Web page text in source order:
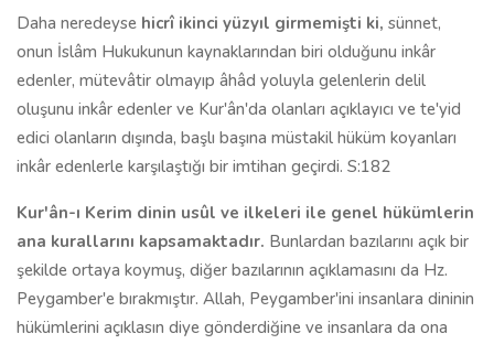
Daha neredeyse hicrî ikinci yüzyıl girmemişti ki, sünnet,
onun İslâm Hukukunun kaynaklarından biri olduğunu inkâr
edenler, mütevâtir olmayıp âhâd yoluyla gelenlerin delil
oluşunu inkâr edenler ve Kur'ân'da olanları açıklayıcı ve te'yid
edici olanların dışında, başlı başına müstakil hüküm koyanları
inkâr edenlerle karşılaştığı bir imtihan geçirdi. S:182
Kur'ân-ı Kerim dinin usûl ve ilkeleri ile genel hükümlerin
ana kurallarını kapsamaktadır. Bunlardan bazılarını açık bir
şekilde ortaya koymuş, diğer bazılarının açıklamasını da Hz.
Peygamber'e bırakmıştır. Allah, Peygamber'ini insanlara dininin
hükümlerini açıklasın diye gönderdiğine ve insanlara da ona